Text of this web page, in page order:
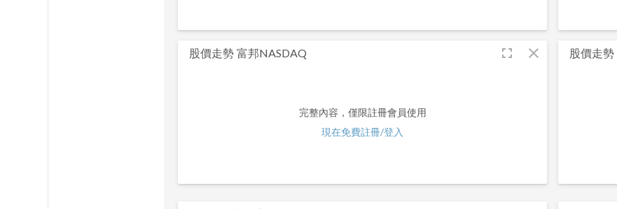
股價走勢 富邦NASDAQ fullscreen close
完整內容，僅限註冊會員使用
現在免費註冊/登入
股價走勢